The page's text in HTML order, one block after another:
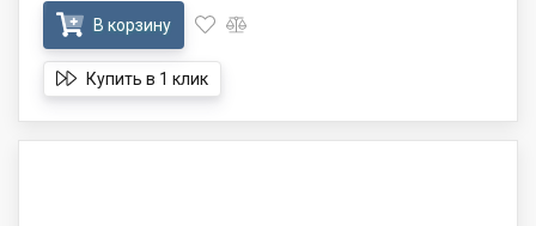
В корзину
Купить в 1 клик